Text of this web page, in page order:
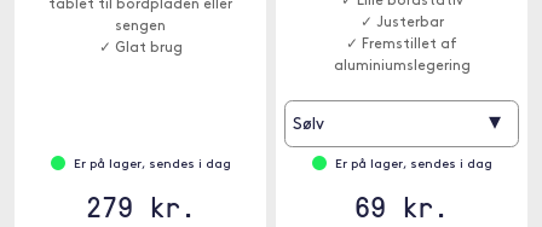
tablet til bordpladen eller
sengen
✓ Glat brug
Er på lager, sendes i dag
279 kr.
✓ Justerbar
✓ Fremstillet af
aluminiumslegering
Sølv ▾
Er på lager, sendes i dag
69 kr.